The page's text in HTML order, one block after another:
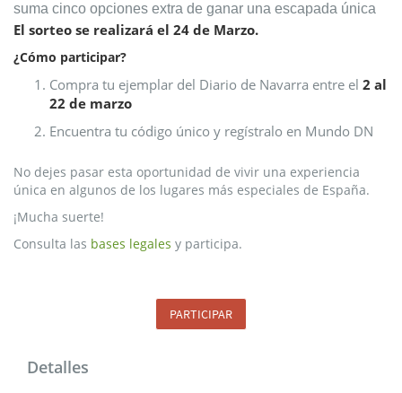
suma cinco opciones extra de ganar una escapada única
El sorteo se realizará el 24 de Marzo.
¿Cómo participar?
Compra tu ejemplar del Diario de Navarra entre el 2 al
22 de marzo
Encuentra tu código único y regístralo en Mundo DN
No dejes pasar esta oportunidad de vivir una experiencia
única en algunos de los lugares más especiales de España.
¡Mucha suerte!
Consulta las bases legales y participa.
PARTICIPAR
Detalles